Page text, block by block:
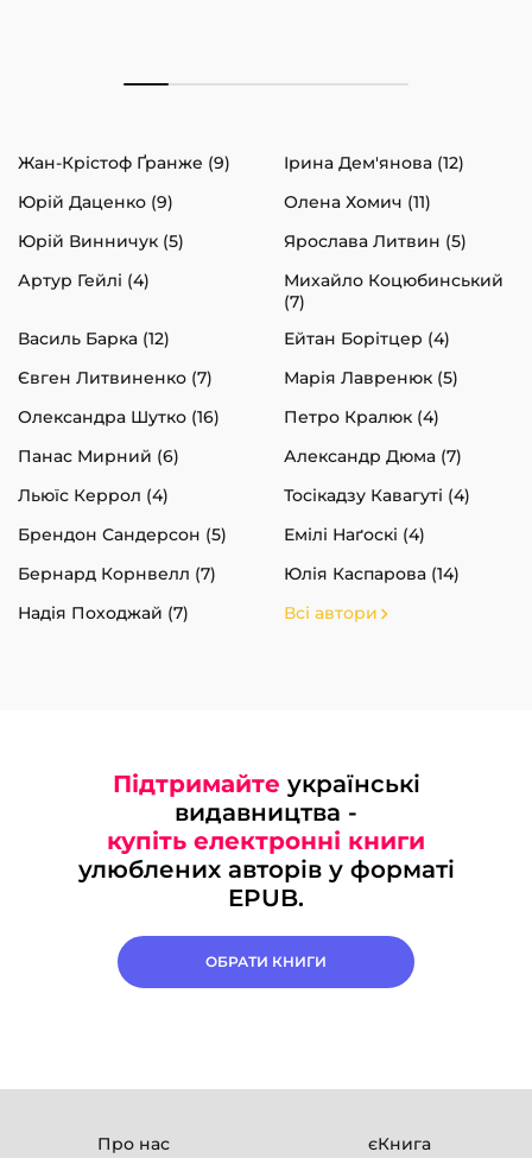
Жан-Крістоф Ґранже (9)
Ірина Дем'янова (12)
Юрій Даценко (9)
Олена Хомич (11)
Юрій Винничук (5)
Ярослава Литвин (5)
Артур Гейлі (4)
Михайло Коцюбинський
(7)
Василь Барка (12)
Ейтан Борітцер (4)
Євген Литвиненко (7)
Марія Лавренюк (5)
Олександра Шутко (16)
Петро Кралюк (4)
Панас Мирний (6)
Александр Дюма (7)
Льюїс Керрол (4)
Тосікадзу Кавагуті (4)
Брендон Сандерсон (5)
Емілі Наґоскі (4)
Бернард Корнвелл (7)
Юлія Каспарова (14)
Надія Походжай (7)
Всі автори
Підтримайте українські
видавництва -
купіть електронні книги
улюблених авторів у форматі
EPUB.
ОБРАТИ КНИГИ
Про нас єКнига